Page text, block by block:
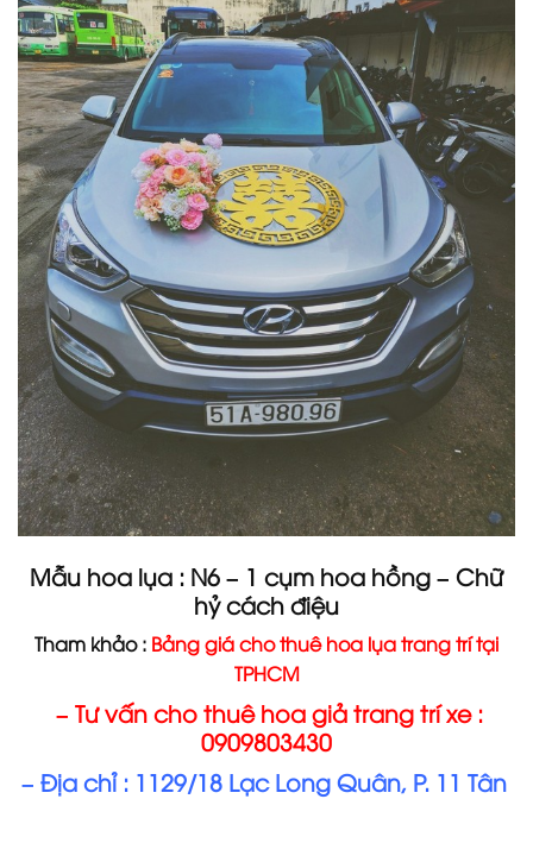
Mẫu hoa lụa : N6 – 1 cụm hoa hồng – Chữ
hỷ cách điệu
Tham khảo : Bảng giá cho thuê hoa lụa trang trí tại
TPHCM
– Tư vấn cho thuê hoa giả trang trí xe :
0909803430
– Địa chỉ : 1129/18 Lạc Long Quân, P. 11 Tân